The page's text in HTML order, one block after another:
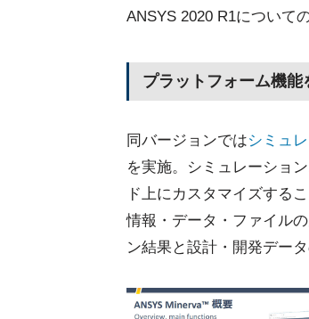
ANSYS 2020 R1について
プラットフォーム機能
同バージョンではシミュ
を実施。シミュレーショ
ド上にカスタマイズする
情報・データ・ファイル
ン結果と設計・開発デー